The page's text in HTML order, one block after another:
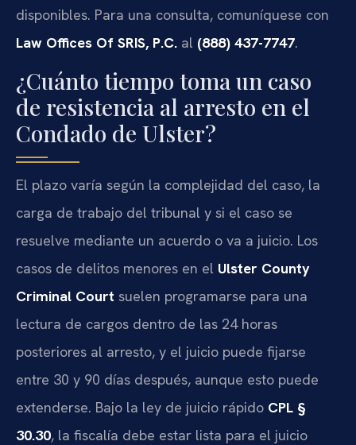
disponibles. Para una consulta, comuníquese con
Law Offices Of SRIS, P.C. al (888) 437-7747.
¿Cuánto tiempo toma un caso
de resistencia al arresto en el
Condado de Ulster?
El plazo varía según la complejidad del caso, la
carga de trabajo del tribunal y si el caso se
resuelve mediante un acuerdo o va a juicio. Los
casos de delitos menores en el Ulster County
Criminal Court suelen programarse para una
lectura de cargos dentro de las 24 horas
posteriores al arresto, y el juicio puede fijarse
entre 30 y 90 días después, aunque esto puede
extenderse. Bajo la ley de juicio rápido CPL §
30.30, la fiscalía debe estar lista para el juicio